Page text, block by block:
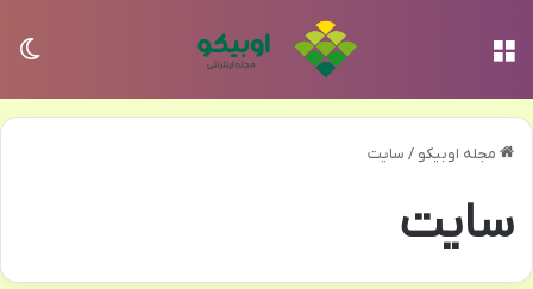
مجله اوبیکو / سایت
سایت